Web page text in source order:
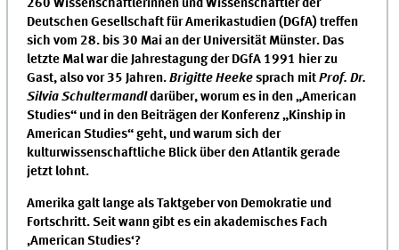
260 Wissenschaftlerinnen und Wissenschaftler der
Deutschen Gesellschaft für Amerikastudien (DGfA) treffen
sich vom 28. bis 30 Mai an der Universität Münster. Das
letzte Mal war die Jahrestagung der DGfA 1991 hier zu
Gast, also vor 35 Jahren.Brigitte Heekesprach mitProf. Dr.
Silvia Schultermandldarüber, worum es in den „American
Studies“ und in den Beiträgen der Konferenz „Kinship in
American Studies“ geht, und warum sich der
kulturwissenschaftliche Blick über den Atlantik gerade
jetzt lohnt.
Amerika galt lange als Taktgeber von Demokratie und
Fortschritt. Seit wann gibt es ein akademisches Fach
,American Studies‘?